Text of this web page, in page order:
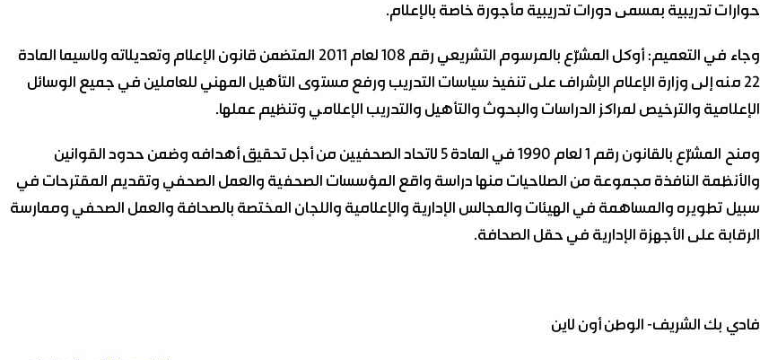
حوارات تدريبية بمسمى دورات تدريبية مأجورة خاصة بالإعلام.
وجاء في التعميم: أوكل المشرّع بالمرسوم التشريعي رقم 108 لعام 2011 المتضمن قانون الإعلام وتعديلاته ولاسيما المادة
22 منه إلى وزارة الإعلام الإشراف على تنفيذ سياسات التدريب ورفع مستوى التأهيل المهني للعاملين في جميع الوسائل
الإعلامية والترخيص لمراكز الدراسات والبحوث والتأهيل والتدريب الإعلامي وتنظيم عملها.
ومنح المشرّع بالقانون رقم 1 لعام 1990 في المادة 5 لاتحاد الصحفيين من أجل تحقيق أهدافه وضمن حدود القوانين
والأنظمة النافذة مجموعة من الصلاحيات منها دراسة واقع المؤسسات الصحفية والعمل الصحفي وتقديم المقترحات في
سبيل تطويره والمساهمة في الهيئات والمجالس الإدارية والإعلامية واللجان المختصة بالصحافة والعمل الصحفي وممارسة
الرقابة على الأجهزة الإدارية في حقل الصحافة.
فادي بك الشريف- الوطن أون لاين